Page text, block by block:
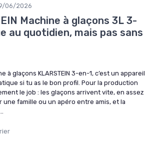
06/2026
Machine à glaçons 3L 3-
au quotidien, mais pas sans
à glaçons KLARSTEIN 3-en-1, c’est un appareil
si tu as le bon profil. Pour la production
le job : les glaçons arrivent vite, en assez
famille ou un apéro entre amis, et la